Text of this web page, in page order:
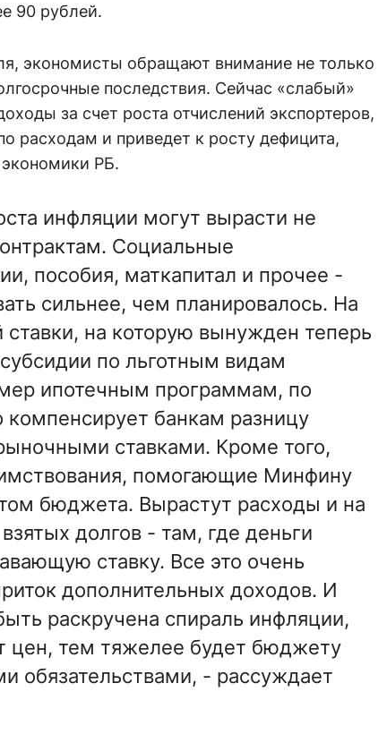
90 рублей.
экономисты обращают внимание не только
последствия. Сейчас «слабый»
за счет роста отчислений экспортеров,
расходам и приведет к росту дефицита,
РБ.
инфляции могут вырасти не
Социальные
пособия, маткапитал и прочее -
сильнее, чем планировалось. На
на которую вынужден теперь
по льготным видам
ипотечным программам, по
компенсирует банкам разницу
ставками. Кроме того,
помогающие Минфину
бюджета. Вырастут расходы и на
долгов - там, где деньги
ставку. Все это очень
дополнительных доходов. И
раскручена спираль инфляции,
цен, тем тяжелее будет бюджету
обязательствами, - рассуждает